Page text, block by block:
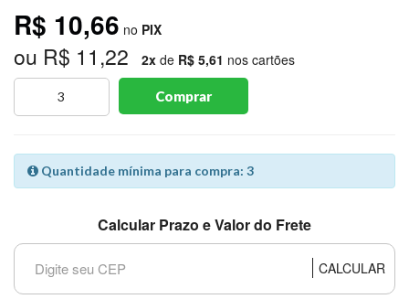
PROMOÇÕES
MARCAS
(81)9
WhatsApp
R$ 10,66 no PIX
ou R$ 11,22 2x de R$ 5,61 nos cartões
Comprar
Quantidade mínima para compra: 3
Calcular Prazo e Valor do Frete
CALCULAR